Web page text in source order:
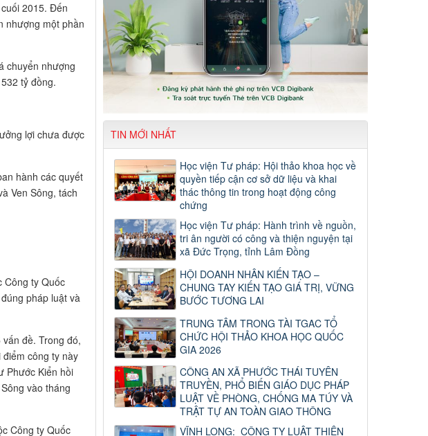
2015. Đến
nhượng một phần
chuyển nhượng
tỷ đồng.
lợi chưa được
hành các quyết
Ven Sông, tách
Công ty Quốc
pháp luật và
đề. Trong đó,
công ty này
Phước Kiển hồi
vào tháng
Công ty Quốc
TIN MỚI NHẤT
Học viện Tư pháp: Hội thảo khoa học về
quyền tiếp cận cơ sở dữ liệu và khai
thác thông tin trong hoạt động công
chứng
Học viện Tư pháp: Hành trình về nguồn,
tri ân người có công và thiện nguyện tại
xã Đức Trọng, tỉnh Lâm Đồng
HỘI DOANH NHÂN KIẾN TẠO –
CHUNG TAY KIẾN TẠO GIÁ TRỊ, VỮNG
BƯỚC TƯƠNG LAI
TRUNG TÂM TRONG TÀI TGAC TỔ
CHỨC HỘI THẢO KHOA HỌC QUỐC
GIA 2026
CÔNG AN XÃ PHƯỚC THÁI TUYÊN
TRUYỀN, PHỔ BIẾN GIÁO DỤC PHÁP
LUẬT VỀ PHÒNG, CHỐNG MA TÚY VÀ
TRẬT TỰ AN TOÀN GIAO THÔNG
VĨNH LONG: CÔNG TY LUẬT THIÊN